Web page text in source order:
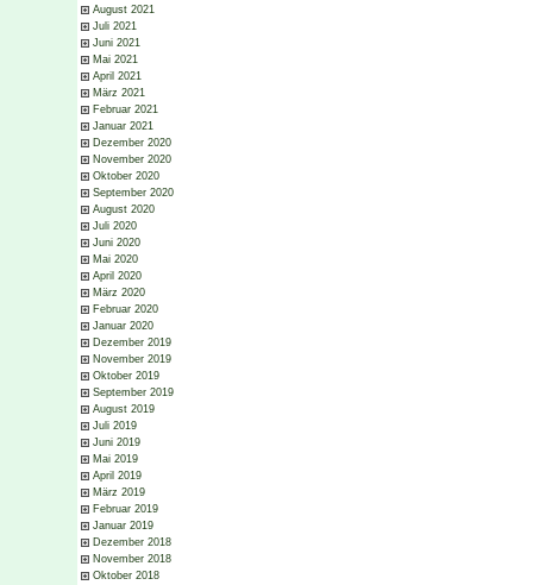
August 2021
Juli 2021
Juni 2021
Mai 2021
April 2021
März 2021
Februar 2021
Januar 2021
Dezember 2020
November 2020
Oktober 2020
September 2020
August 2020
Juli 2020
Juni 2020
Mai 2020
April 2020
März 2020
Februar 2020
Januar 2020
Dezember 2019
November 2019
Oktober 2019
September 2019
August 2019
Juli 2019
Juni 2019
Mai 2019
April 2019
März 2019
Februar 2019
Januar 2019
Dezember 2018
November 2018
Oktober 2018